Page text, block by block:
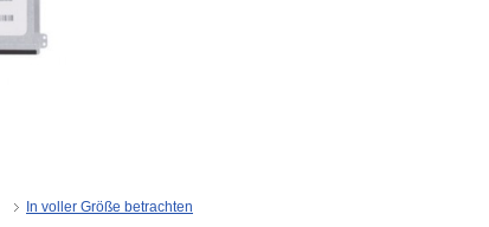
In voller Größe betrachten